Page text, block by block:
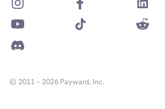
© 2011 – 2026 Payward, Inc.